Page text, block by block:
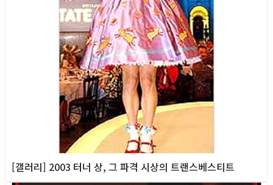
[갤러리] 2003 터너 상, 그 파격 시상의 트랜스베스티트